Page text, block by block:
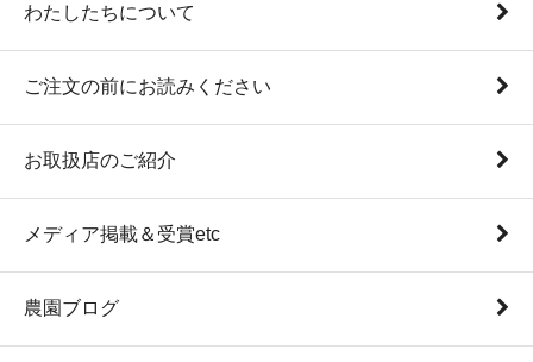
わたしたちについて
ご注文の前にお読みください
お取扱店のご紹介
メディア掲載＆受賞etc
農園ブログ